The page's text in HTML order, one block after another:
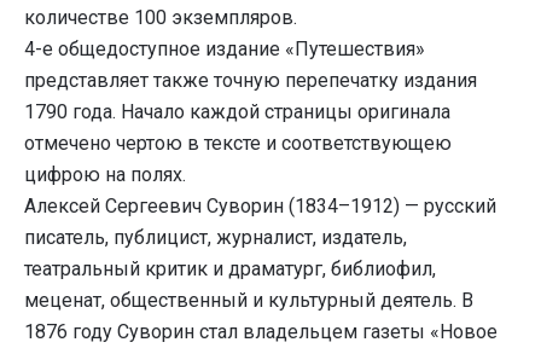
количестве 100 экземпляров.
4-е общедоступное издание «Путешествия»
представляет также точную перепечатку издания
1790 года. Начало каждой страницы оригинала
отмечено чертою в тексте и соответствующею
цифрою на полях.
Алексей Сергеевич Суворин (1834–1912) — русский
писатель, публицист, журналист, издатель,
театральный критик и драматург, библиофил,
меценат, общественный и культурный деятель. В
1876 году Суворин стал владельцем газеты «Новое